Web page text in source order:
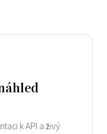
k API a živý